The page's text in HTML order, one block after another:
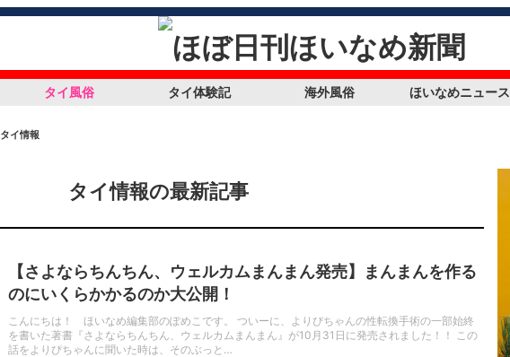
タイ風俗 タイ体験記 海外風俗 ほいなめニュース
タイ情報
タイ情報の最新記事
【さよならちんちん、ウェルカムまんまん発売】まんまんを作る
のにいくらかかるのか大公開！
こんにちは！ ほいなめ編集部のぽめこです。 ついーに、よりぴちゃんの性転換手術の一部始終
を書いた著書『さよならちんちん、ウェルカムまんまん』が10月31日に発売されました！！ この
話をよりぴちゃんに聞いた時は、そのぶっと…